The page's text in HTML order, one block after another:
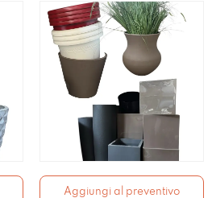
Aggiungi al preventivo